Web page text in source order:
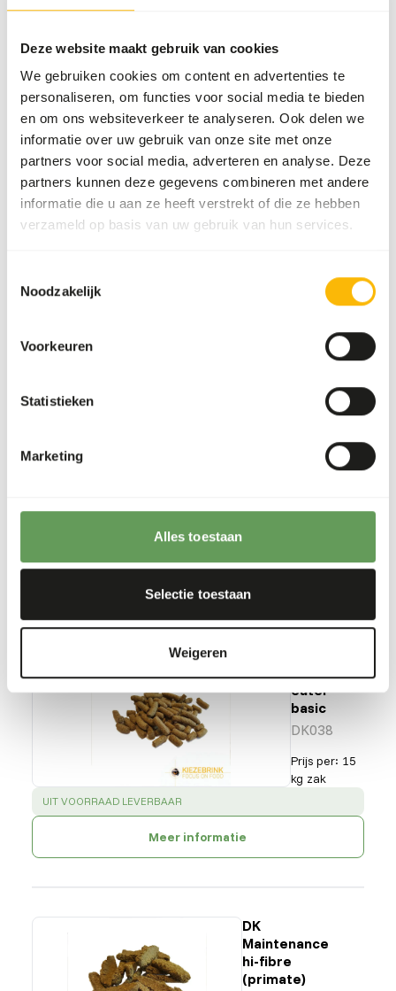
Deze website maakt gebruik van cookies
We gebruiken cookies om content en advertenties te
personaliseren, om functies voor social media te bieden
en om ons websiteverkeer te analyseren. Ook delen we
informatie over uw gebruik van onze site met onze
partners voor social media, adverteren en analyse. Deze
partners kunnen deze gegevens combineren met andere
informatie die u aan ze heeft verstrekt of die ze hebben
verzameld op basis van uw gebruik van hun services.
Noodzakelijk
Voorkeuren
Statistieken
Marketing
Alles toestaan
Selectie toestaan
Weigeren
DK
Tamarin &
marmoset
diet
DK019
zak
UIT VOORRAAD LEVERBAAR
Meer informatie
Leaf-
eater
basic
DK038
Prijs per: 15
kg zak
SUCCESS:
UIT VOORRAAD LEVERBAAR
Meer informatie
DK
Maintenance
hi-fibre
(primate)